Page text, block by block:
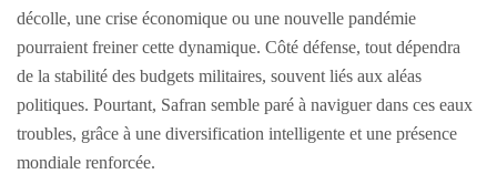
décolle, une crise économique ou une nouvelle pandémie
pourraient freiner cette dynamique. Côté défense, tout dépendra
de la stabilité des budgets militaires, souvent liés aux aléas
politiques. Pourtant, Safran semble paré à naviguer dans ces eaux
troubles, grâce à une diversification intelligente et une présence
mondiale renforcée.